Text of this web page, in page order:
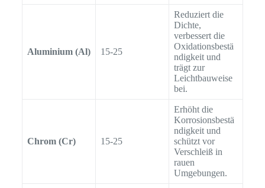
Aluminium (Al) 15-25
Reduziert die
Dichte,
verbessert die
Oxidationsbestä
ndigkeit und
trägt zur
Leichtbauweise
bei.
Chrom (Cr) 15-25
Erhöht die
Korrosionsbestä
ndigkeit und
schützt vor
Verschleiß in
rauen
Umgebungen.